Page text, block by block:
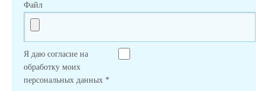
Файл
Я даю согласие на
обработку моих
персональных данных *